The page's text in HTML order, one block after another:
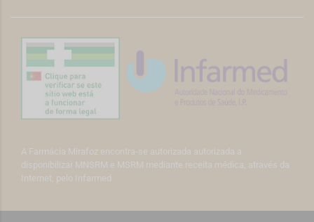
A Farmácia Mirafoz encontra-se autorizada autorizada a
disponibilizar MNSRM e MSRM mediante receita médica, através da
Internet, pelo Infarmed